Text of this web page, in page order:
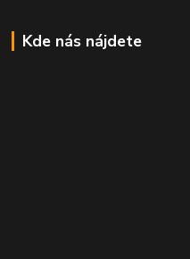
Kde nás nájdete